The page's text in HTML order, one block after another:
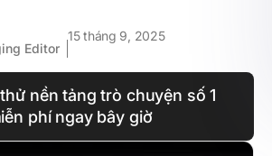
Editor
15 tháng 9, 2025
nền tảng trò chuyện số 1
phí ngay bây giờ